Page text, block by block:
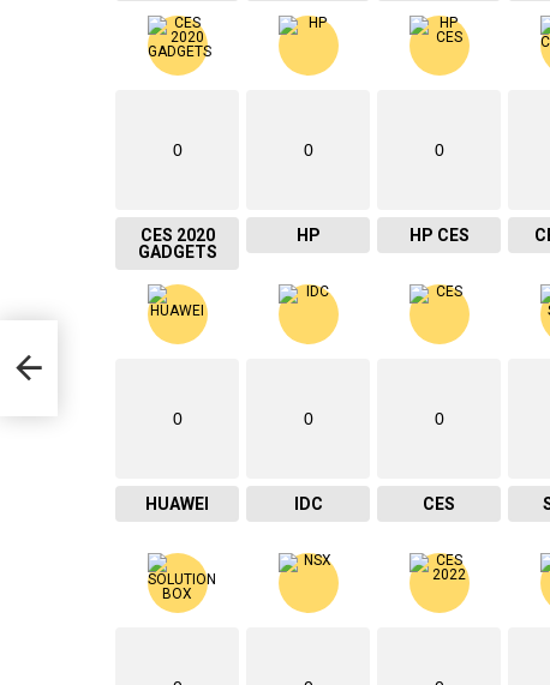
0
CES 2020
GADGETS
0
HP
0
HP CES
0
HUAWEI
0
IDC
0
CES